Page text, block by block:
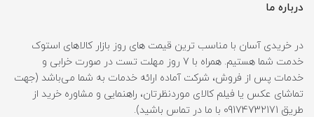
درباره ما
در خریدی آسان با مناسب ترین قیمت های روز بازار کالاهای استوک
خدمت شما هستیم. همراه با 7 روز مهلت تست در صورت خرابی و
خدمات پس از فروش، شرکت آماده ارائه خدمات به شما می‌باشد (جهت
تماشای عکس یا فیلم کالای موردنظرتان، راهنمایی و مشاوره خرید از
طریق 09174732171 با ما در تماس باشید).